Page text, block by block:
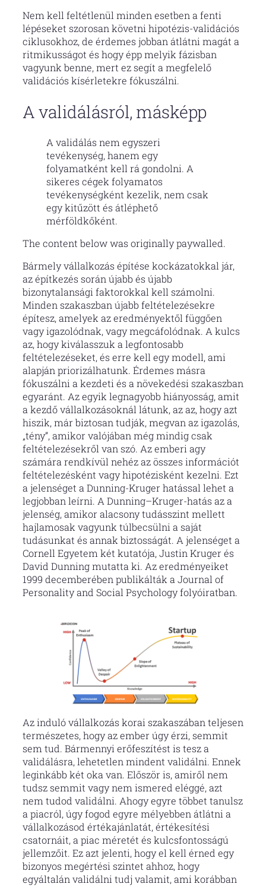
Nem kell feltétlenül minden esetben a fenti
lépéseket szorosan követni hipotézis-validációs
ciklusokhoz, de érdemes jobban átlátni magát a
ritmikusságot és hogy épp melyik fázisban
vagyunk benne, mert ez segít a megfelelő
validációs kísérletekre fókuszálni.
A validálásról, másképp
A validálás nem egyszeri
tevékenység, hanem egy
folyamatként kell rá gondolni. A
sikeres cégek folyamatos
tevékenységként kezelik, nem csak
egy kitűzött és átléphető
mérföldkőként.
The content below was originally paywalled.
Bármely vállalkozás építése kockázatokkal jár,
az építkezés során újabb és újabb
bizonytalansági faktorokkal kell számolni.
Minden szakaszban újabb feltételezésekre
építesz, amelyek az eredményektől függően
vagy igazolódnak, vagy megcáfolódnak. A kulcs
az, hogy kiválasszuk a legfontosabb
feltételezéseket, és erre kell egy modell, ami
alapján priorizálhatunk. Érdemes másra
fókuszálni a kezdeti és a növekedési szakaszban
egyaránt. Az egyik legnagyobb hiányosság, amit
a kezdő vállalkozásoknál látunk, az az, hogy azt
hiszik, már biztosan tudják, megvan az igazolás,
„tény”, amikor valójában még mindig csak
feltételezésekről van szó. Az emberi agy
számára rendkívül nehéz az összes információt
feltételezésként vagy hipotézisként kezelni. Ezt
a jelenséget a Dunning-Kruger hatással lehet a
legjobban leírni. A Dunning–Kruger-hatás az a
jelenség, amikor alacsony tudásszint mellett
hajlamosak vagyunk túlbecsülni a saját
tudásunkat és annak biztosságát. A jelenséget a
Cornell Egyetem két kutatója, Justin Kruger és
David Dunning mutatta ki. Az eredményeiket
1999 decemberében publikálták a Journal of
Personality and Social Psychology folyóiratban.
Az induló vállalkozás korai szakaszában teljesen
természetes, hogy az ember úgy érzi, semmit
sem tud. Bármennyi erőfeszítést is tesz a
validálásra, lehetetlen mindent validálni. Ennek
leginkább két oka van. Először is, amiről nem
tudsz semmit vagy nem ismered eléggé, azt
nem tudod validálni. Ahogy egyre többet tanulsz
a piacról, úgy fogod egyre mélyebben átlátni a
vállalkozásod értékajánlatát, értékesítési
csatornáit, a piac méretét és kulcsfontosságú
jellemzőit. Ez azt jelenti, hogy el kell érned egy
bizonyos megértési szintet ahhoz, hogy
egyáltalán validálni tudj valamit, ami korábban